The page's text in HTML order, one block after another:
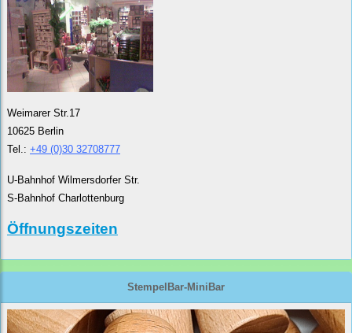
Weimarer Str.17
10625 Berlin
Tel.: +49 (0)30 32708777
U-Bahnhof Wilmersdorfer Str.
S-Bahnhof Charlottenburg
Öffnungszeiten
StempelBar-MiniBar